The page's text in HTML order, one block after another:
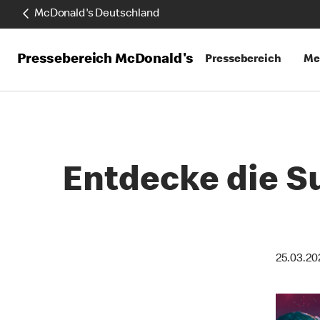
McDonald's Deutschland
Pressebereich McDonald's Pressebereich
Entdecke die